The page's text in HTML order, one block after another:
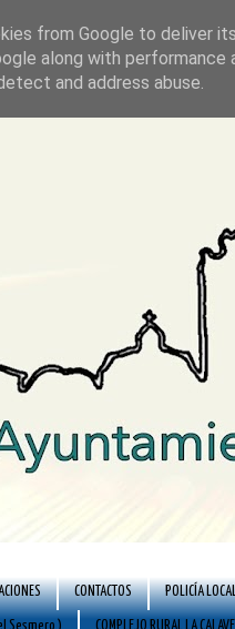
CONTACTOS POLICÍA
from Google to deliver
along with
and address abuse.